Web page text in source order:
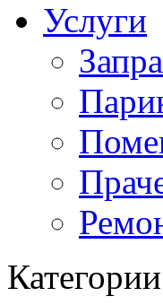
Услуги
Категории